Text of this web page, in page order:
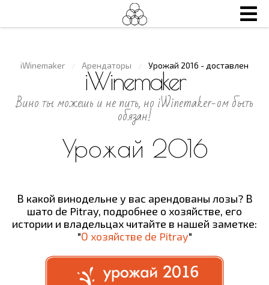
iWinemaker / Арендаторы / Урожай 2016 - доставлен
iWinemaker
Вино ты можешь и не пить, но iWinemaker-ом быть
обязан!
Урожай 2016
В какой винодельне у вас арендованы лозы? В
шато de Pitray, подробнее о хозяйстве, его
истории и владельцах читайте в нашей заметке:
"О хозяйстве de Pitray"